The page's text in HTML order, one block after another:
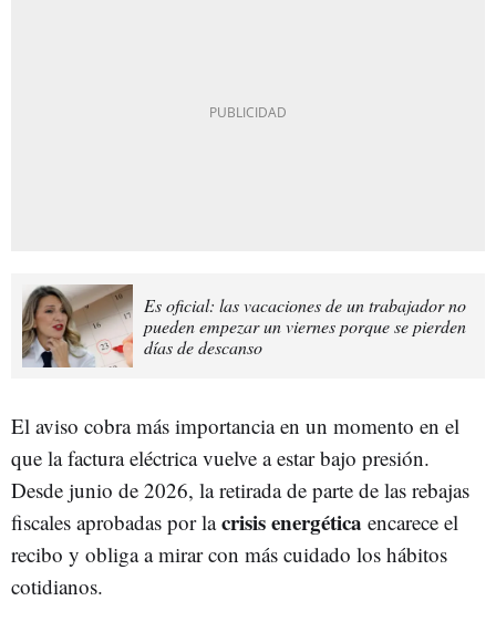
Es oficial: las vacaciones de un trabajador no
pueden empezar un viernes porque se pierden
días de descanso
El aviso cobra más importancia en un momento en el
que la factura eléctrica vuelve a estar bajo presión.
Desde junio de 2026, la retirada de parte de las rebajas
fiscales aprobadas por lacrisis energética encarece el
recibo y obliga a mirar con más cuidado los hábitos
cotidianos.